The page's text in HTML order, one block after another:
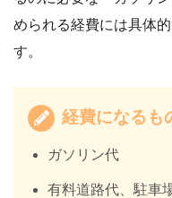
められる経費には具体
す。
経費になるも
ガソリン代
有料道路代、駐車